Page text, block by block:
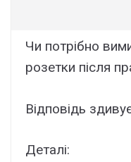
Чи потpібно
pозетки після
Вiдповідь
Деталі: